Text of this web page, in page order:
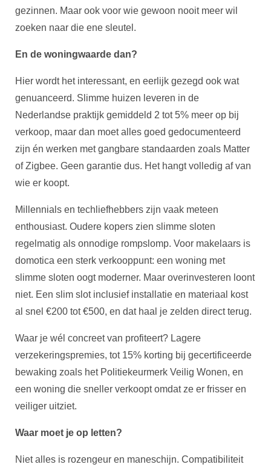
gezinnen. Maar ook voor wie gewoon nooit meer wil
zoeken naar die ene sleutel.
En de woningwaarde dan?
Hier wordt het interessant, en eerlijk gezegd ook wat
genuanceerd. Slimme huizen leveren in de
Nederlandse praktijk gemiddeld 2 tot 5% meer op bij
verkoop, maar dan moet alles goed gedocumenteerd
zijn én werken met gangbare standaarden zoals Matter
of Zigbee. Geen garantie dus. Het hangt volledig af van
wie er koopt.
Millennials en techliefhebbers zijn vaak meteen
enthousiast. Oudere kopers zien slimme sloten
regelmatig als onnodige rompslomp. Voor makelaars is
domotica een sterk verkooppunt: een woning met
slimme sloten oogt moderner. Maar overinvesteren loont
niet. Een slim slot inclusief installatie en materiaal kost
al snel €200 tot €500, en dat haal je zelden direct terug.
Waar je wél concreet van profiteert? Lagere
verzekeringspremies, tot 15% korting bij gecertificeerde
bewaking zoals het Politiekeurmerk Veilig Wonen, en
een woning die sneller verkoopt omdat ze er frisser en
veiliger uitziet.
Waar moet je op letten?
Niet alles is rozengeur en maneschijn. Compatibiliteit